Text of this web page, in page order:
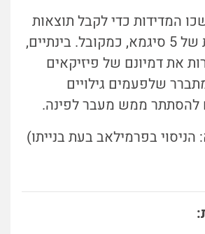
המדידות כדי לקבל תוצאות
בעלות מובהקות של 5 סיגמא, כמקובל. בינתיים,
את דמיונם של פיזיקאים
שלפעמים גילויים
להסתתר ממש מעבר לפינה.
בפרמילאב בעת בנייתו)